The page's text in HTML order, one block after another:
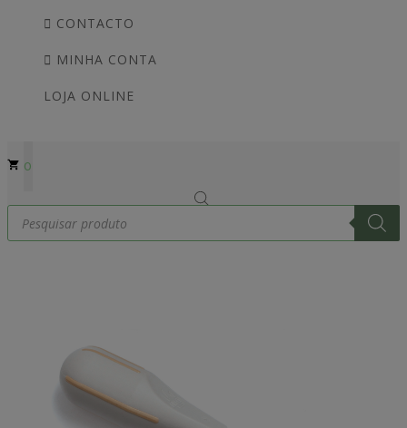
CONTACTO
MINHA CONTA
LOJA ONLINE
0
Products
search